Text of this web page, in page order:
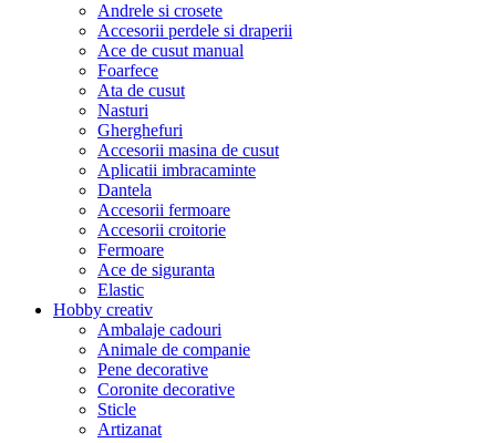
Andrele si crosete
Accesorii perdele si draperii
Ace de cusut manual
Foarfece
Ata de cusut
Nasturi
Gherghefuri
Accesorii masina de cusut
Aplicatii imbracaminte
Dantela
Accesorii fermoare
Accesorii croitorie
Fermoare
Ace de siguranta
Elastic
Hobby creativ
Ambalaje cadouri
Animale de companie
Pene decorative
Coronite decorative
Sticle
Artizanat